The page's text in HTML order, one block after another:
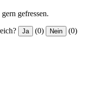
gefressen.
Ja (0) Nein (0)